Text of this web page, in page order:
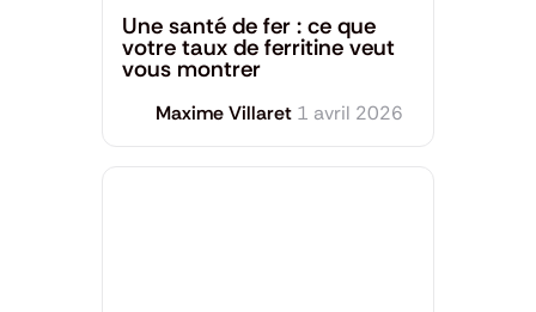
Une santé de fer : ce que
votre taux de ferritine veut
vous montrer
Maxime Villaret 1 avril 2026